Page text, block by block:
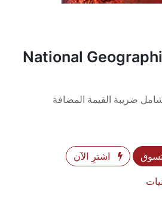
National
ضريبة القيمة المضافة
اشترِ الآن